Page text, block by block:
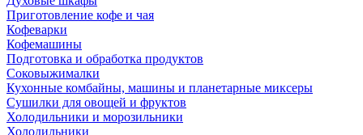
Приготовление кофе и чая
Кофеварки
Кофемашины
Подготовка и обработка продуктов
Соковыжималки
Кухонные комбайны, машины и планетарные миксеры
Сушилки для овощей и фруктов
Холодильники и морозильники
Холодильники